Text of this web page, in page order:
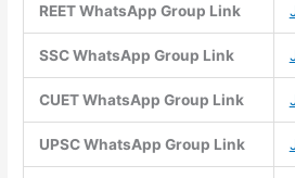
REET WhatsApp Group Link
SSC WhatsApp Group Link
CUET WhatsApp Group Link
UPSC WhatsApp Group Link